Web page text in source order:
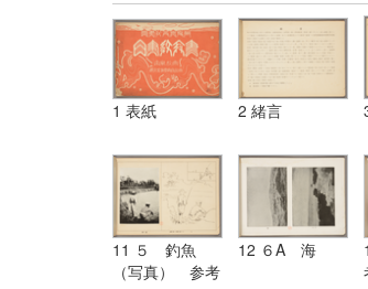
1 表紙 2 緒言
11 ５ 釣魚
（写真） 参考
12 ６A 海